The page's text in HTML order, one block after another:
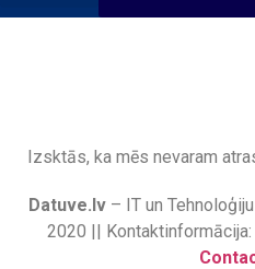
Izsktās, ka mēs nevaram
Datuve.lv– IT un
2020 || Kontaktinformācija: